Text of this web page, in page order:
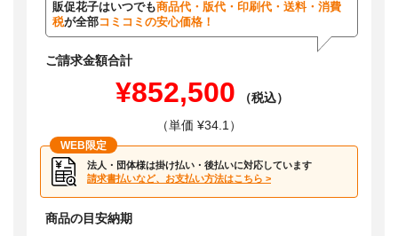
販促花子はいつでも商品代・版代・印刷代・送料・消費
税が全部コミコミの安心価格！
ご請求金額合計
¥852,500
（税込）
（単価 ¥34.1）
WEB限定
法人・団体様は掛け払い・後払いに対応しています
請求書払いなど、お支払い方法はこちら >
商品の目安納期